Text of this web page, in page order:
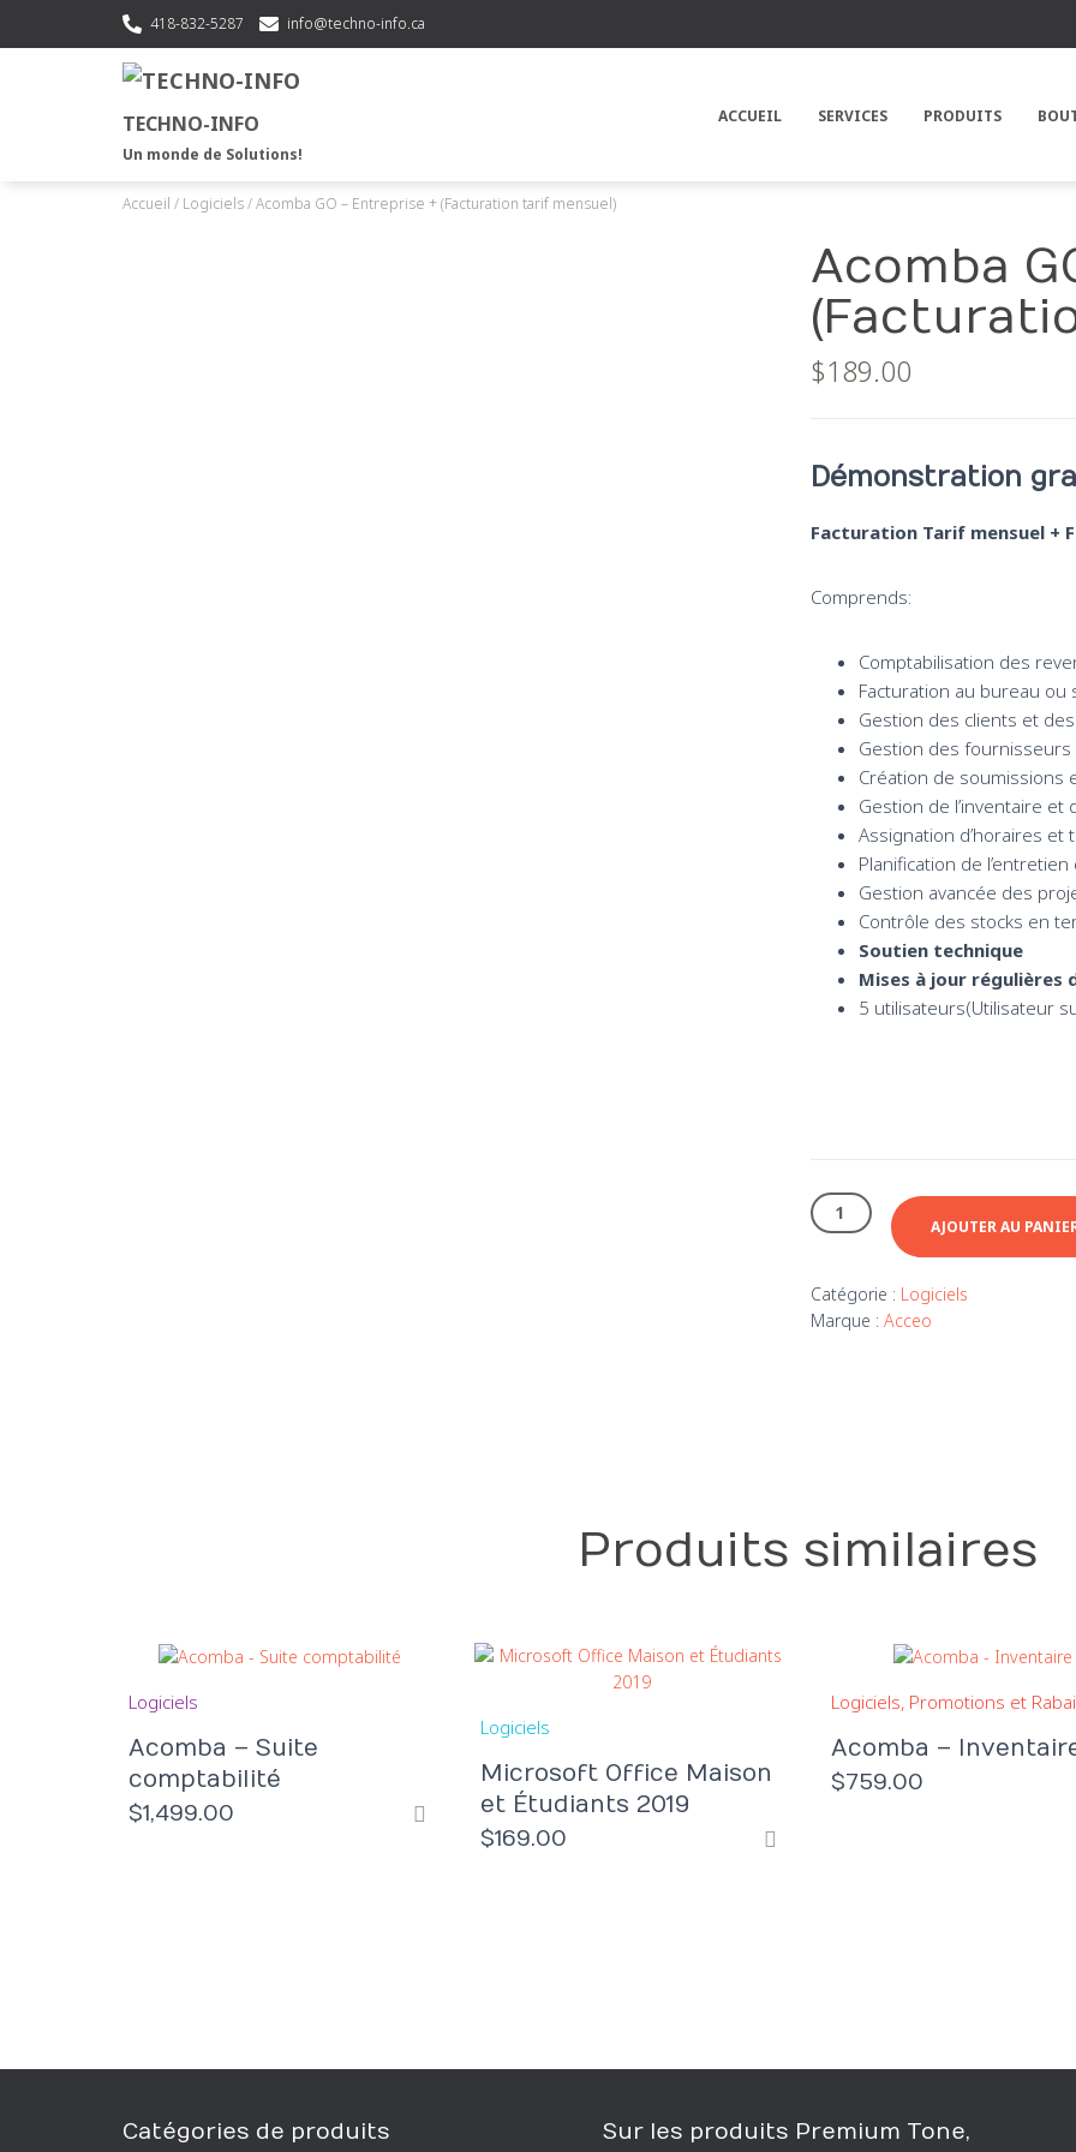
418-832-5287 info@techno-info.ca
TECHNO-INFO
Un monde de Solutions!
ACCUEIL SERVICES PRODUITS
Accueil / Logiciels/ Acomba GO – Entreprise + (Facturation tarif mensuel)
Acomba
$189.00
Démonstration
Facturation Tarif mensuel +
Comprends:
Comptabilisation des
Facturation au bureau ou
Gestion des clients et
Gestion des fournisseurs
Création de soumissions
Gestion de l’inventaire et
Assignation d’horaires et
Planification de l’entretien
Gestion avancée des
Contrôle des stocks en
Soutien technique
Mises à jour régulières
5 utilisateurs(Utilisateur
quantité
de
-
Entreprise
AJOUTER AU
Catégorie : Logiciels
Marque : Acceo
Produits similaires
Logiciels
Acomba – Suite
comptabilité
$1,499.00
Logiciels
Microsoft Office Maison
et Étudiants 2019
$169.00
Logiciels Promotions et
Acomba –
$759.00
Catégories de produits
Sur les produits Premium Tone,